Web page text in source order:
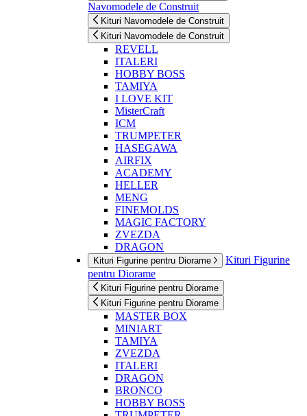
Navomodele de Construit
Kituri Navomodele de Construit
Kituri Navomodele de Construit
REVELL
ITALERI
HOBBY BOSS
TAMIYA
I LOVE KIT
MisterCraft
ICM
TRUMPETER
HASEGAWA
AIRFIX
ACADEMY
HELLER
MENG
FINEMOLDS
MAGIC FACTORY
ZVEZDA
DRAGON
Kituri Figurine pentru Diorame
Kituri Figurine
pentru Diorame
Kituri Figurine pentru Diorame
Kituri Figurine pentru Diorame
MASTER BOX
MINIART
TAMIYA
ZVEZDA
ITALERI
DRAGON
BRONCO
HOBBY BOSS